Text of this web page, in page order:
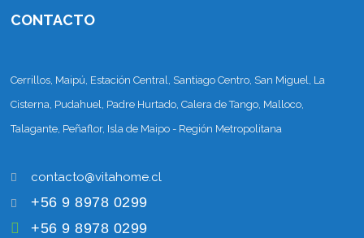
CONTACTO
Cerrillos, Maipú, Estación Central, Santiago Centro, San Miguel, La
Cisterna, Pudahuel, Padre Hurtado, Calera de Tango, Malloco,
Talagante, Peñaflor, Isla de Maipo - Región Metropolitana
+56 9 8978 0299
+56 9 8978 0299